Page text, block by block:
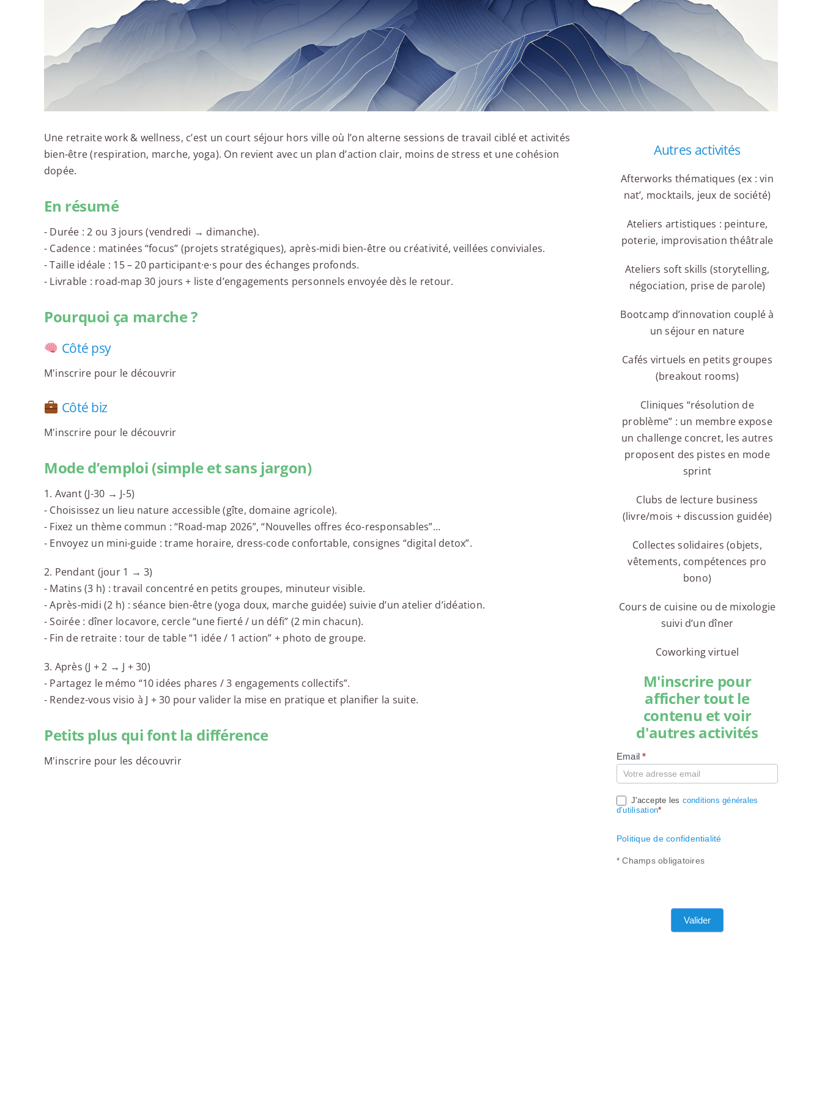
Une retraite work & wellness, c’est un court séjour hors ville où l’on alterne sessions de travail ciblé et activités
bien-être (respiration, marche, yoga). On revient avec un plan d’action clair, moins de stress et une cohésion
dopée.
En résumé
- Durée : 2 ou 3 jours (vendredi → dimanche).
- Cadence : matinées “focus” (projets stratégiques), après-midi bien-être ou créativité, veillées conviviales.
- Taille idéale : 15 – 20 participant·e·s pour des échanges profonds.
- Livrable : road-map 30 jours + liste d’engagements personnels envoyée dès le retour.
Pourquoi ça marche ?
Côté psy
M'inscrire pour le découvrir
Côté biz
M'inscrire pour le découvrir
Mode d’emploi (simple et sans jargon)
1. Avant (J-30 → J-5)
- Choisissez un lieu nature accessible (gîte, domaine agricole).
- Fixez un thème commun : “Road-map 2026”, “Nouvelles offres éco-responsables”…
- Envoyez un mini-guide : trame horaire, dress-code confortable, consignes “digital detox”.
2. Pendant (jour 1 → 3)
- Matins (3 h) : travail concentré en petits groupes, minuteur visible.
- Après-midi (2 h) : séance bien-être (yoga doux, marche guidée) suivie d’un atelier d’idéation.
- Soirée : dîner locavore, cercle “une fierté / un défi” (2 min chacun).
- Fin de retraite : tour de table “1 idée / 1 action” + photo de groupe.
3. Après (J + 2 → J + 30)
- Partagez le mémo “10 idées phares / 3 engagements collectifs”.
- Rendez-vous visio à J + 30 pour valider la mise en pratique et planifier la suite.
Petits plus qui font la différence
M'inscrire pour les découvrir
Autres activités
Afterworks thématiques (ex : vin
nat’, mocktails, jeux de société)
Ateliers artistiques : peinture,
poterie, improvisation théâtrale
Ateliers soft skills (storytelling,
négociation, prise de parole)
Bootcamp d’innovation couplé à
un séjour en nature
Cafés virtuels en petits groupes
(breakout rooms)
Cliniques “résolution de
problème” : un membre expose
un challenge concret, les autres
proposent des pistes en mode
sprint
Clubs de lecture business
(livre/mois + discussion guidée)
Collectes solidaires (objets,
vêtements, compétences pro
bono)
Cours de cuisine ou de mixologie
suivi d’un dîner
Coworking virtuel
M'inscrire pour
afficher tout le
contenu et voir
d'autres activités
Compte
Email*
J'accepte les conditions générales
d’utilisation*
Politique de confidentialité
* Champs obligatoires
Valider